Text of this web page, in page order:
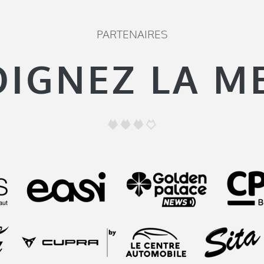
PARTENAIRES
LA